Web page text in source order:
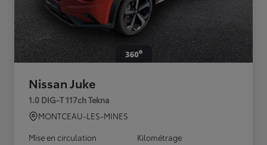
Nissan Juke
1.0 DIG-T 117ch Tekna
MONTCEAU-LES-MINES
Mise en circulation
Kilométrage